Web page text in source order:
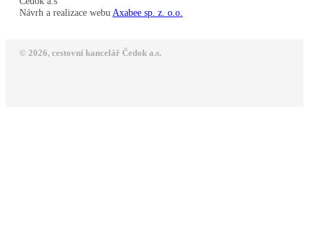
Návrh a realizace webu Axabee sp. z. o.o.
© 2026, cestovní kancelář Čedok a.s.